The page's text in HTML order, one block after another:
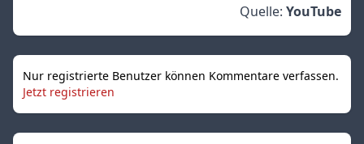
Quelle: YouTube
Nur registrierte Benutzer können Kommentare verfassen.
Jetzt registrieren